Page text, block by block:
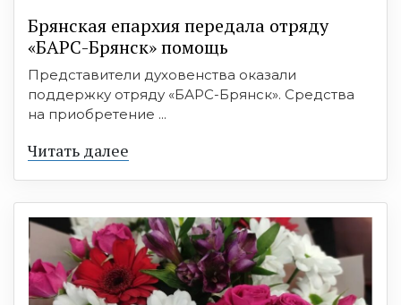
Брянская епархия передала отряду
«БАРС-Брянск» помощь
Представители духовенства оказали
поддержку отряду «БАРС-Брянск». Средства
на приобретение ...
Читать далее